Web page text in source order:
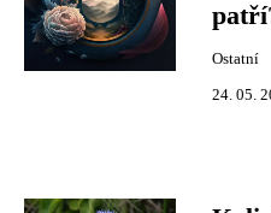
Ostatní
24. 05.